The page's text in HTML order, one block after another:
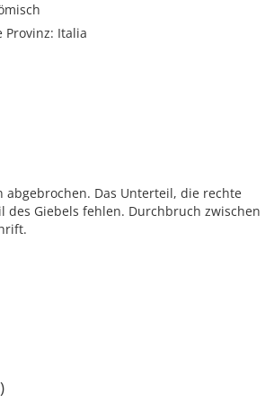
Provinz: Italia
abgebrochen. Das Unterteil, die rechte
des Giebels fehlen. Durchbruch zwischen